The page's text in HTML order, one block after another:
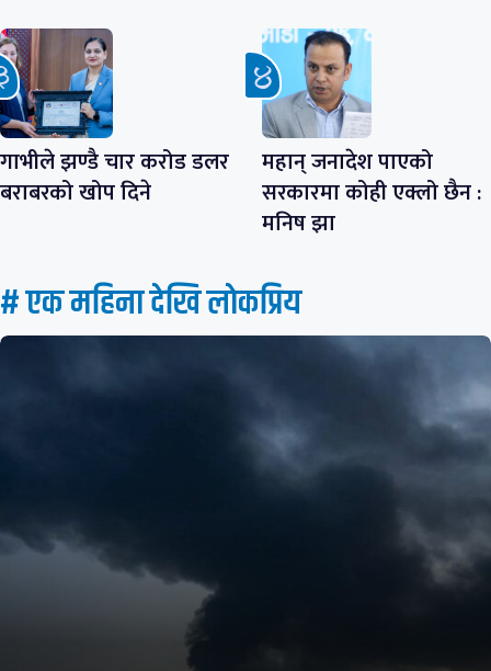
गाभीले झण्डै चार करोड डलर
बराबरको खोप दिने
महान् जनादेश पाएको
सरकारमा कोही एक्लो छैन :
मनिष झा
# एक महिना देखि लाेकप्रिय